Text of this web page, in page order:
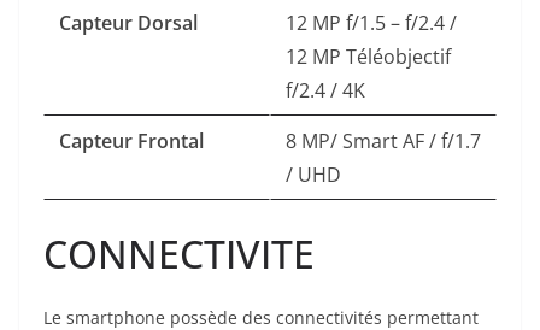
Capteur Dorsal
12 MP f/1.5 – f/2.4 /
12 MP Téléobjectif
f/2.4 / 4K
Capteur Frontal
8 MP/ Smart AF / f/1.7
/ UHD
CONNECTIVITE
Le smartphone possède des connectivités permettant